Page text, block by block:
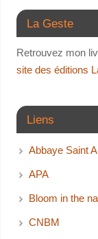
La Geste
Retrouvez mon
site des éditions
Liens
Abbaye Saint
APA
Bloom in the
CNBM